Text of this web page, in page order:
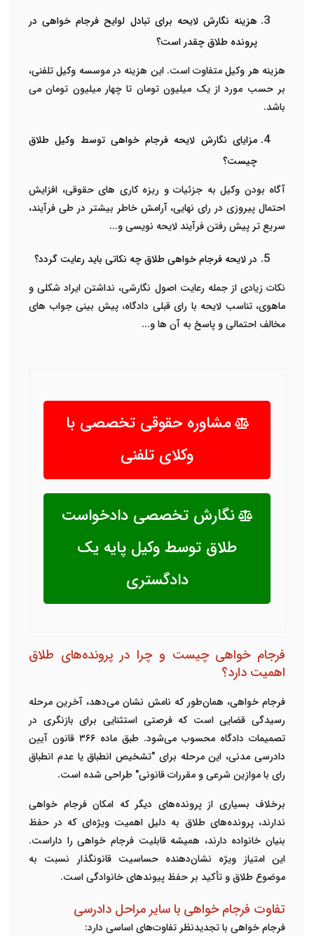
هزینه نگارش لایحه برای تبادل لوایح فرجام خواهی در
پرونده طلاق چقدر است؟
هزینه هر وکیل متفاوت است. این هزینه در موسسه وکیل تلفنی،
بر حسب مورد از یک میلیون تومان تا چهار میلیون تومان می
باشد.
مزایای نگارش لایحه فرجام خواهی توسط وکیل طلاق
چیست؟
آگاه بودن وکیل به جزئیات و ریزه کاری های حقوقی، افزایش
احتمال پیروزی در رای نهایی، آرامش خاطر بیشتر در طی فرآیند،
سریع تر پیش رفتن فرآیند لایحه نویسی و...
در لایحه فرجام خواهی طلاق چه نکاتی باید رعایت گردد؟
نکات زیادی از جمله رعایت اصول نگارشی، نداشتن ایراد شکلی و
ماهوی، تناسب لایحه با رای قبلی دادگاه، پیش بینی جواب های
مخالف احتمالی و پاسخ به آن ها و...
مشاوره حقوقی تخصصی با
وکلای تلفنی
نگارش تخصصی دادخواست
طلاق توسط وکیل پایه یک
دادگستری
فرجام خواهی چیست و چرا در پرونده‌های طلاق
اهمیت دارد؟
فرجام خواهی، همان‌طور که نامش نشان می‌دهد، آخرین مرحله
رسیدگی قضایی است که فرصتی استثنایی برای بازنگری در
تصمیمات دادگاه محسوب می‌شود. طبق ماده ۳۶۶ قانون آیین
دادرسی مدنی، این مرحله برای "تشخیص انطباق یا عدم انطباق
رای با موازین شرعی و مقررات قانونی" طراحی شده است.
برخلاف بسیاری از پرونده‌های دیگر که امکان فرجام خواهی
ندارند،پرونده‌های طلاق به دلیل اهمیت ویژه‌ای که در حفظ
بنیان خانواده دارند، همیشه قابلیت فرجام خواهی را داراست.
این امتیاز ویژه نشان‌دهنده حساسیت قانونگذار نسبت به
موضوع طلاق و تأکید بر حفظ پیوندهای خانوادگی است.
تفاوت فرجام خواهی با سایر مراحل دادرسی
فرجام خواهی با تجدیدنظر تفاوت‌های اساسی دارد: